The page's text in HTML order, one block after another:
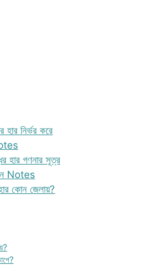
হার নির্ভর করে
হার গণনার সূত্র
Notes
কোন জেলায়?